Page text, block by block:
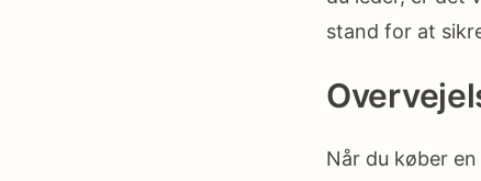
stand for at
Når du køber